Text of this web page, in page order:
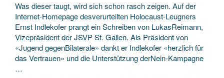
Was dieser taugt, wird sich schon rasch zeigen. Auf der
Internet-Homepage desverurteilten Holocaust-Leugners
Ernst Indlekofer prangt ein Schreiben von LukasReimann,
Vizepräsident der JSVP St. Gallen. Als Präsident von
«Jugend gegenBilaterale» dankt er Indlekofer «herzlich für
das Vertrauen» und die Unterstützung derNein-Kampagne
…